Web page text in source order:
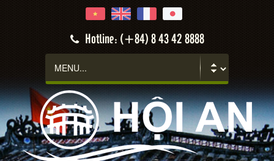
Hotline: (+84) 8 43 42 8888